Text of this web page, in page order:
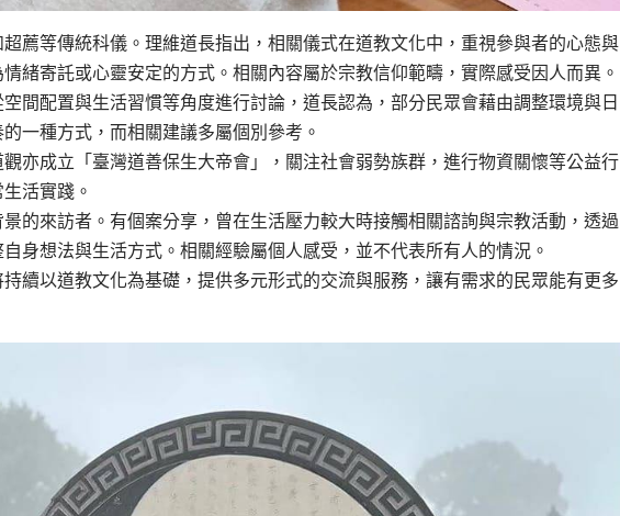
薦等傳統科儀。理維道長指出，相關儀式在道教文化中，重視參與者的心態與
緒寄託或心靈安定的方式。相關內容屬於宗教信仰範疇，實際感受因人而異。
間配置與生活習慣等角度進行討論，道長認為，部分民眾會藉由調整環境與日
一種方式，而相關建議多屬個別參考。
亦成立「臺灣道善保生大帝會」，關注社會弱勢族群，進行物資關懷等公益行
活實踐。
的來訪者。有個案分享，曾在生活壓力較大時接觸相關諮詢與宗教活動，透過
身想法與生活方式。相關經驗屬個人感受，並不代表所有人的情況。
續以道教文化為基礎，提供多元形式的交流與服務，讓有需求的民眾能有更多